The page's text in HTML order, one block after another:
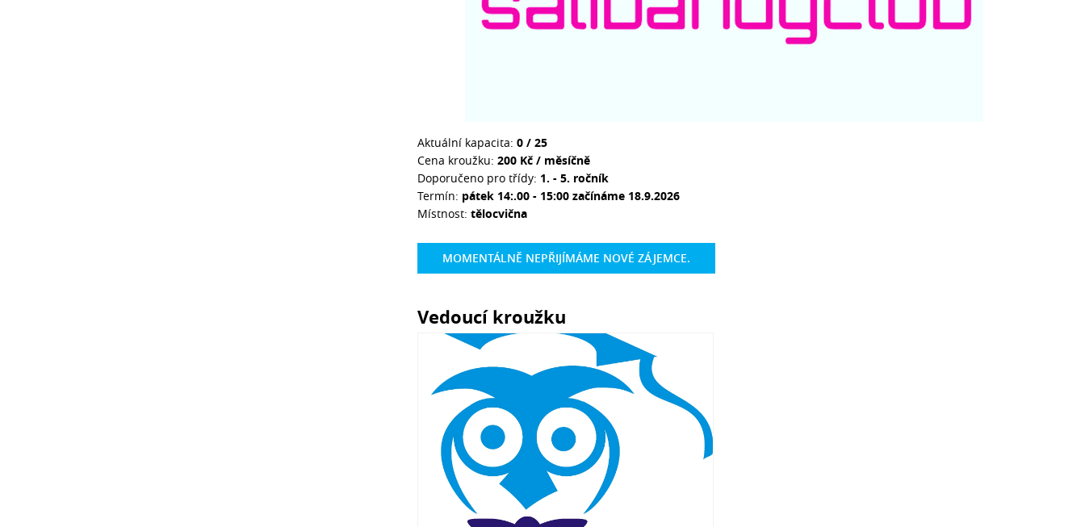
Aktuální kapacita:0 / 25
Cena kroužku:200 Kč / měsíčně
Doporučeno pro třídy: 1. - 5. ročník
Termín: pátek 14:.00 - 15:00 začínáme 18.9.2026
Místnost:tělocvična
MOMENTÁLNĚ NEPŘIJÍMÁME NOVÉ ZÁJEMCE.
Vedoucí kroužku